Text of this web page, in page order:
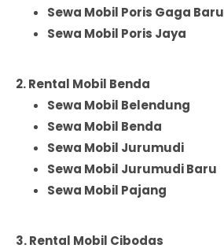
Sewa Mobil Poris Gaga Baru
Sewa Mobil Poris Jaya
2. Rental Mobil Benda
Sewa Mobil Belendung
Sewa Mobil Benda
Sewa Mobil Jurumudi
Sewa Mobil Jurumudi Baru
Sewa Mobil Pajang
3. Rental Mobil Cibodas